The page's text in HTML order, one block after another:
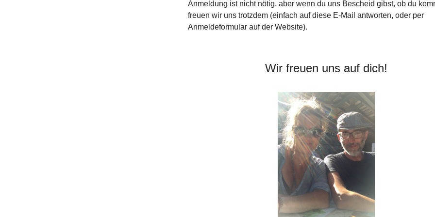
Anmeldung ist nicht nötig, aber wenn du uns Bescheid gibst, ob du
freuen wir uns trotzdem (einfach auf diese E-Mail antworten, oder per
Anmeldeformular auf der Website).
Wir freuen uns auf dich!